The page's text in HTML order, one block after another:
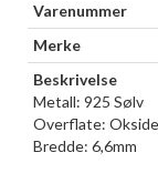
Varenummer
Merke
Beskrivelse
Metall: 925 Sølv
Overflate:
Bredde: 6,6mm